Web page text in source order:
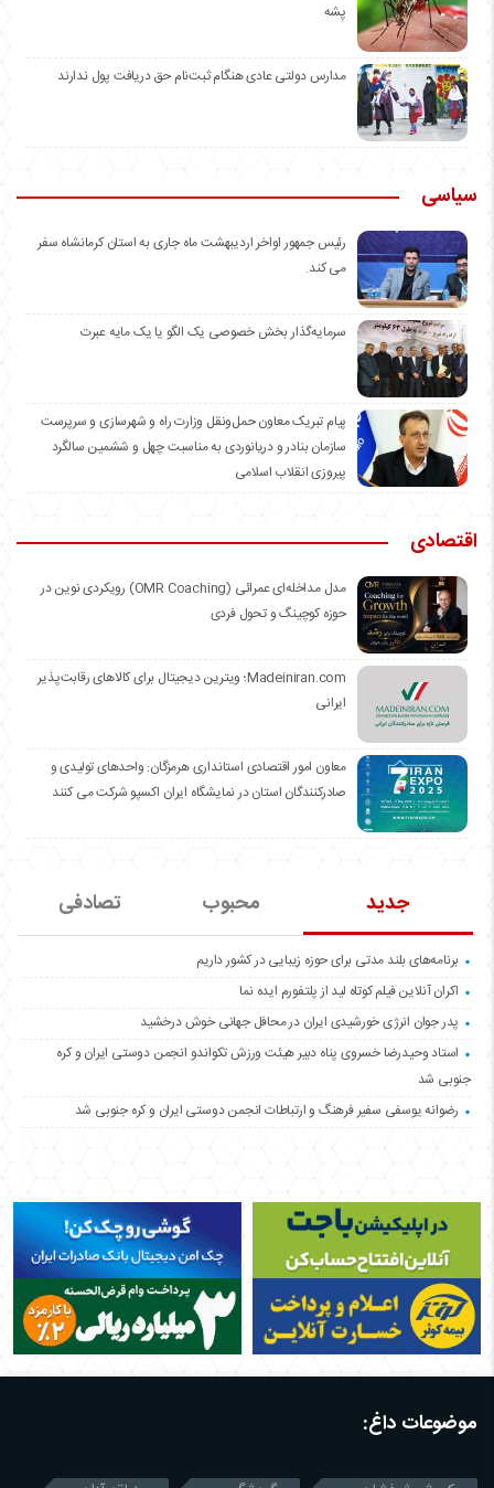
پشه
مدارس دولتی عادی هنگام ثبت‌نام حق دریافت پول ندارند
سیاسی
رئیس جمهور اواخر اردیبهشت ماه جاری به استان کرمانشاه سفر
می کند.
سرمایه‌گذار بخش خصوصی یک الگو یا یک مایه عبرت
️پیام تبریک معاون حمل‌ونقل وزارت راه و شهرسازی و سرپرست
سازمان بنادر و دریانوردی به مناسبت چهل و ششمین سالگرد
پیروزی انقلاب اسلامی
اقتصادی
مدل مداخله‌ای عمرائی (OMR Coaching) رویکردی نوین در
حوزه کوچینگ و تحول فردی
Madeiniran.com؛ ویترین دیجیتال برای کالاهای رقابت‌پذیر
ایرانی
معاون امور اقتصادی استانداری هرمزگان: واحدهای تولیدی و
صادرکنندگان استان در نمایشگاه ایران اکسپو شرکت می کنند
جدید محبوب تصادفی
برنامه‌های بلند مدتی برای حوزه زیبایی در کشور داریم
اکران آنلاین فیلم کوتاه لید از پلتفورم ایده نما
پدر جوان انرژی خورشیدی ایران در محافل جهانی خوش درخشید
استاد وحیدرضا خسروی پناه دبیر هیئت ورزش تکواندو انجمن دوستی ایران و کره
جنوبی شد
رضوانه یوسفی سفیر فرهنگ و ارتباطات انجمن دوستی ایران و کره جنوبی شد
موضوعات داغ: